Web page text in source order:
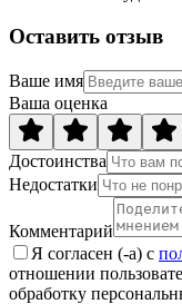
Оставить отзыв
Ваше имя
Ваша оценка
Достоинства
Недостатки
Комментарий
Я согласен (-а) с
отношении
обработку